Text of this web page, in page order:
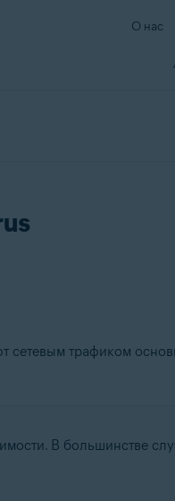
О нас
сетевым трафиком
В большинстве